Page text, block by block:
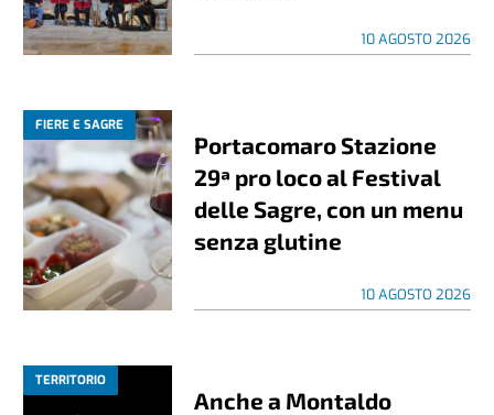
10 AGOSTO 2026
FIERE E SAGRE
Portacomaro Stazione
29ª pro loco al Festival
delle Sagre, con un menu
senza glutine
10 AGOSTO 2026
TERRITORIO
Anche a Montaldo